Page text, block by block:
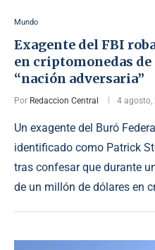
Mundo
Exagente del FBI
en criptomonedas de
“nación adversaria”
Por Redaccion Central 4 agosto,
Un exagente del Buró
identificado como Patrick
tras confesar que durante
de un millón de dólares en